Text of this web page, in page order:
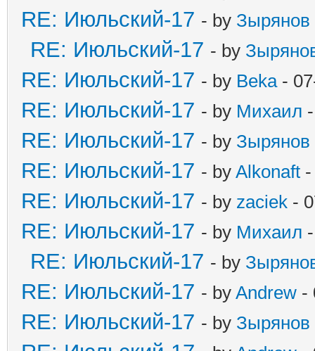
RE: Июльский-17 - by Зырянов
RE: Июльский-17 - by
RE: Июльский-17 - by Beka-
RE: Июльский-17 - by Михаил
RE: Июльский-17 - by Зырянов
RE: Июльский-17 - by Alkonaft
RE: Июльский-17 - by zaciek -
RE: Июльский-17 - by Михаил
RE: Июльский-17 - by
RE: Июльский-17 - by Andrew -
RE: Июльский-17 - by Зырянов